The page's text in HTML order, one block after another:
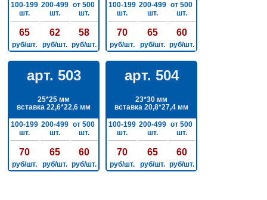
100-199
шт.
200-499
шт.
от 500
шт.
65 62 58
руб/шт. руб/шт. руб/шт.
100-199
шт.
200-499
шт.
от 500
шт.
70 65 60
руб/шт. руб/шт. руб/шт.
арт. 503
25*25 мм
вставка 22,6*22,6 мм
100-199
шт.
200-499
шт.
от 500
шт.
70 65 60
руб/шт. руб/шт. руб/шт.
арт. 504
23*30 мм
вставка 20,8*27,4 мм
100-199
шт.
200-499
шт.
от 500
шт.
70 65 60
руб/шт. руб/шт. руб/шт.